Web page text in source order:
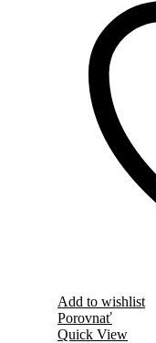
Add to wishlist
Porovnať
Quick View